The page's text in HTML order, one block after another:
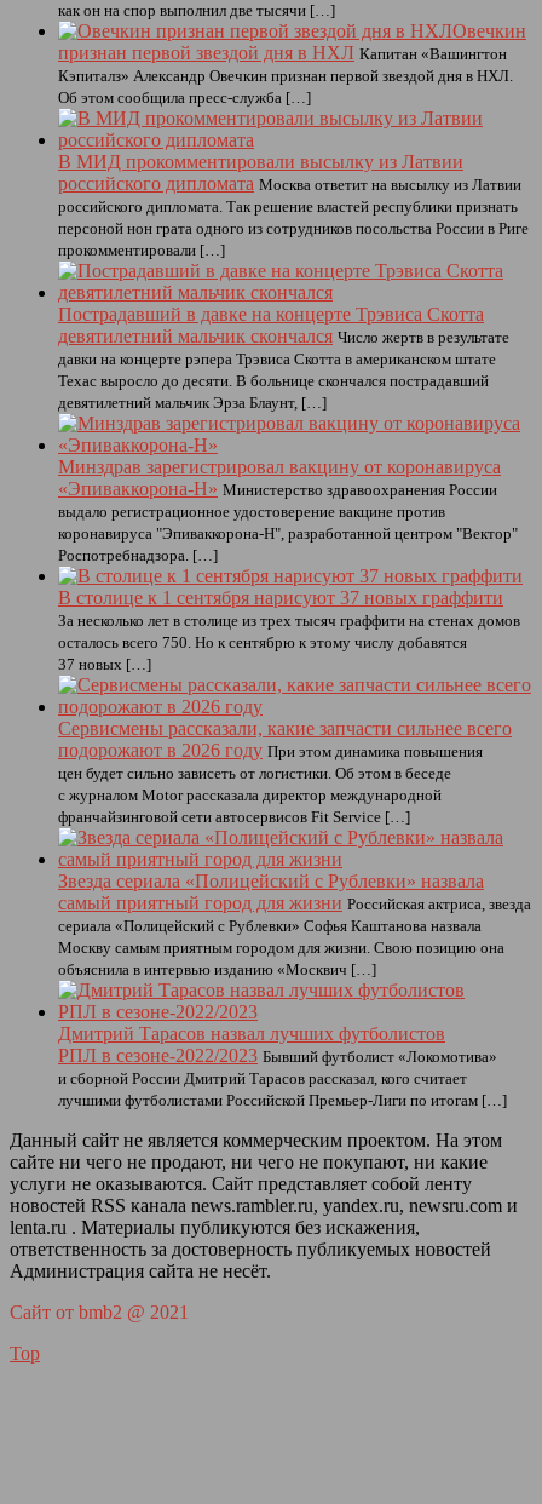
как он на спор выполнил две тысячи […]
Овечкин
признан первой звездой дня в НХЛ Капитан «Вашингтон
Кэпиталз» Александр Овечкин признан первой звездой дня в НХЛ.
Об этом сообщила пресс-служба […]
В МИД прокомментировали высылку из Латвии
российского дипломата Москва ответит на высылку из Латвии
российского дипломата. Так решение властей республики признать
персоной нон грата одного из сотрудников посольства России в Риге
прокомментировали […]
Пострадавший в давке на концерте Трэвиса Скотта
девятилетний мальчик скончался Число жертв в результате
давки на концерте рэпера Трэвиса Скотта в американском штате
Техас выросло до десяти. В больнице скончался пострадавший
девятилетний мальчик Эрза Блаунт, […]
Минздрав зарегистрировал вакцину от коронавируса
«Эпиваккорона-Н» Министерство здравоохранения России
выдало регистрационное удостоверение вакцине против
коронавируса "Эпиваккорона-Н", разработанной центром "Вектор"
Роспотребнадзора. […]
В столице к 1 сентября нарисуют 37 новых граффити
За несколько лет в столице из трех тысяч граффити на стенах домов
осталось всего 750. Но к сентябрю к этому числу добавятся
37 новых […]
Сервисмены рассказали, какие запчасти сильнее всего
подорожают в 2026 году При этом динамика повышения
цен будет сильно зависеть от логистики. Об этом в беседе
с журналом Motor рассказала директор международной
франчайзинговой сети автосервисов Fit Service […]
Звезда сериала «Полицейский с Рублевки» назвала
самый приятный город для жизни Российская актриса, звезда
сериала «Полицейский с Рублевки» Софья Каштанова назвала
Москву самым приятным городом для жизни. Свою позицию она
объяснила в интервью изданию «Москвич […]
Дмитрий Тарасов назвал лучших футболистов
РПЛ в сезоне-2022/2023 Бывший футболист «Локомотива»
и сборной России Дмитрий Тарасов рассказал, кого считает
лучшими футболистами Российской Премьер-Лиги по итогам […]
Данный сайт не является коммерческим проектом. На этом
сайте ни чего не продают, ни чего не покупают, ни какие
услуги не оказываются. Сайт представляет собой ленту
новостей RSS канала news.rambler.ru, yandex.ru, newsru.com и
lenta.ru . Материалы публикуются без искажения,
ответственность за достоверность публикуемых новостей
Администрация сайта не несёт.
Сайт от bmb2 @ 2021
Top